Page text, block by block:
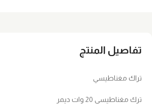
تفاصيل المنتج
تراك مغناطيسي
ترك مغناطيسي 20 وات ديمر